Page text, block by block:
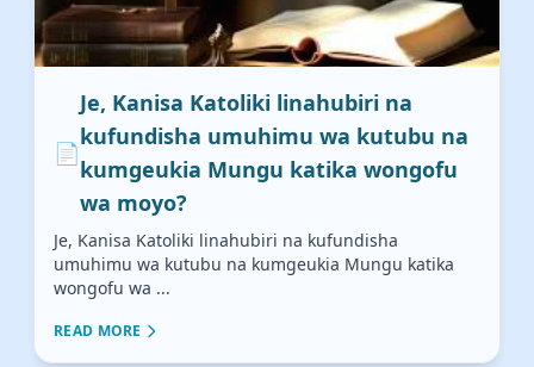
📄
Je, Kanisa Katoliki linahubiri na
kufundisha umuhimu wa kutubu na
kumgeukia Mungu katika wongofu
wa moyo?
Je, Kanisa Katoliki linahubiri na kufundisha
umuhimu wa kutubu na kumgeukia Mungu katika
wongofu wa ...
READ MORE